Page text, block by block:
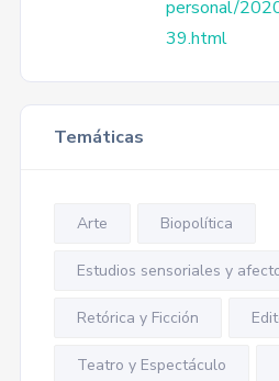
personal/
39.html
Temáticas
Arte Biopolítica
Estudios sensoriales y
Retórica y Ficción
Teatro y Espectáculo